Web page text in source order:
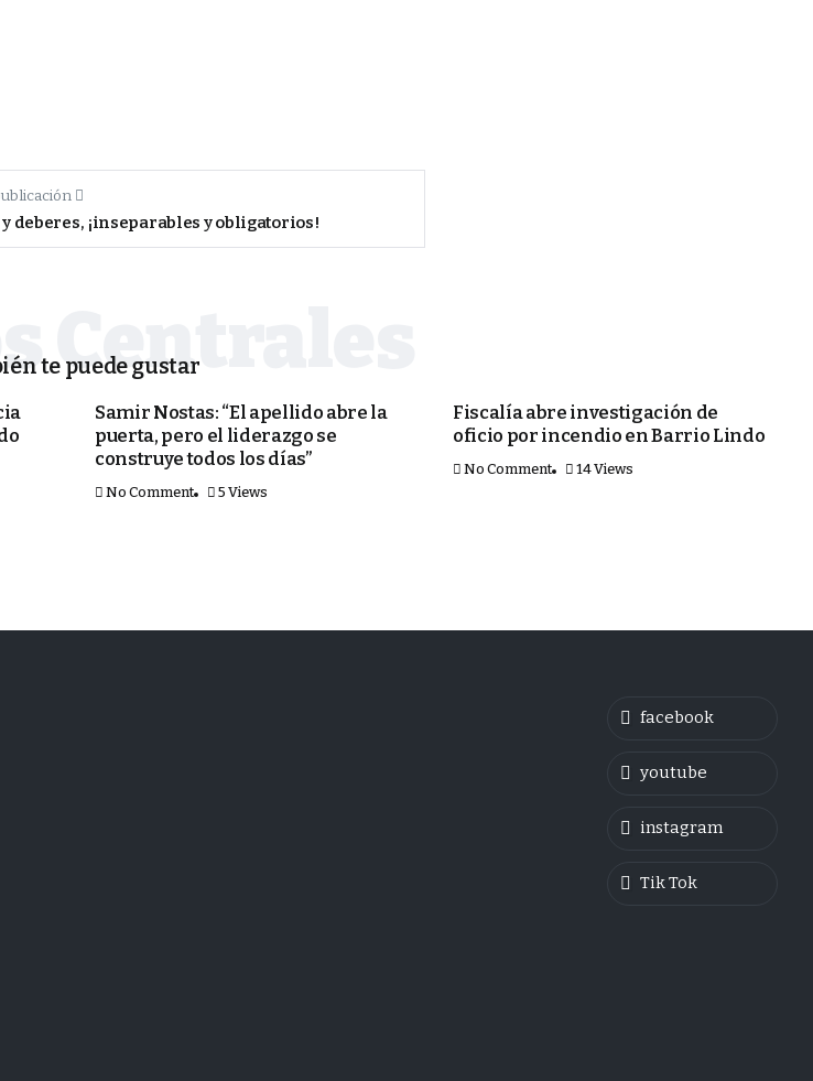
deberes, ¡inseparables y obligatorios!
te puede gustar
PORTADA
Samir Nostas: “El apellido abre la
puerta, pero el liderazgo se
construye todos los días”
No Comment 5 Views
Fiscalía abre investigación de
oficio por incendio en Barrio Lindo
No Comment 14 Views
facebook
youtube
instagram
Tik Tok